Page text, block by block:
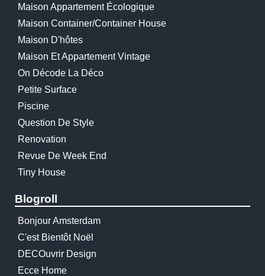
Maison Appartement Écologique
Maison Container/container House
Maison D'hôtes
Maison Et Appartement Vintage
On Décode La Déco
Petite Surface
Piscine
Question De Style
Renovation
Revue De Week End
Tiny House
Blogroll
Bonjour Amsterdam
C'est Bientôt Noël
DECOuvrir Design
Ecce Home